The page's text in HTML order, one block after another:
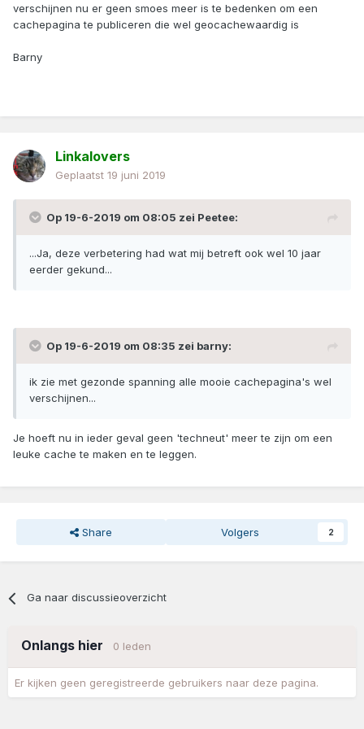
Support Team, bekijkt deze thread om vragen te
beantwoorden waar mogelijk.
verschijnen nu er geen smoes meer is te bedenken om een
cachepagina te publiceren die wel geocachewaardig is
Barny
Linkalovers
Geplaatst 19 juni 2019
Op 19-6-2019 om 08:05 zei Peetee:
...Ja, deze verbetering had wat mij betreft ook wel 10 jaar
eerder gekund...
Op 19-6-2019 om 08:35 zei barny:
ik zie met gezonde spanning alle mooie cachepagina's wel
verschijnen...
Je hoeft nu in ieder geval geen 'techneut' meer te zijn om een
leuke cache te maken en te leggen.
Share Volgers 2
Ga naar discussieoverzicht
Onlangs hier 0 leden
Er kijken geen geregistreerde gebruikers naar deze pagina.